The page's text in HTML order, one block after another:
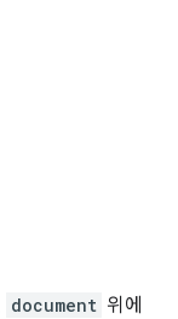
document 위에